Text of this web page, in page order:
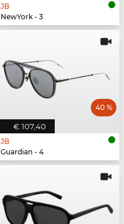
JB
NewYork - 3
€ 107,40
40 %
JB
Guardian - 4